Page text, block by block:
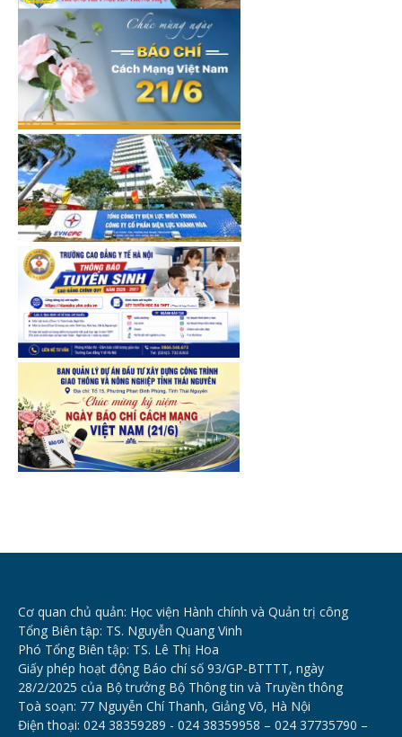
Cơ quan chủ quản: Học viện Hành chính và Quản trị công
Tổng Biên tập: TS. Nguyễn Quang Vinh
Phó Tổng Biên tập: TS. Lê Thị Hoa
Giấy phép hoạt động Báo chí số 93/GP-BTTTT, ngày
28/2/2025 của Bộ trưởng Bộ Thông tin và Truyền thông
Toà soạn: 77 Nguyễn Chí Thanh, Giảng Võ, Hà Nội
Điện thoại: 024 38359289 - 024 38359958 – 024 37735790 –